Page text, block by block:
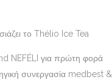
το Thélio Ice Tea
NEFÉLI για πρώτη φορά
συνεργασία medbest &